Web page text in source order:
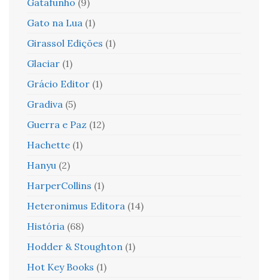
Gato na Lua (1)
Girassol Edições (1)
Glaciar (1)
Grácio Editor (1)
Gradiva (5)
Guerra e Paz (12)
Hachette (1)
Hanyu (2)
HarperCollins (1)
Heteronimus Editora (14)
História (68)
Hodder & Stoughton (1)
Hot Key Books (1)